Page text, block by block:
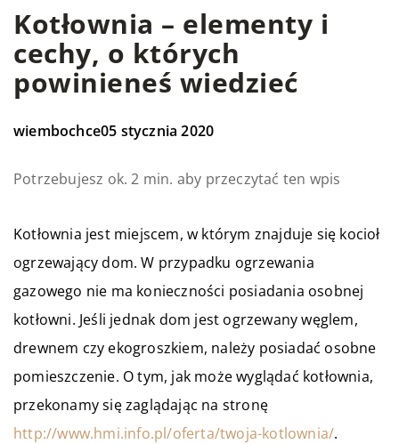
Kotłownia – elementy i
cechy, o których
powinieneś wiedzieć
wiembochce05 stycznia 2020
Potrzebujesz ok. 2 min. aby przeczytać ten wpis
Kotłownia jest miejscem, w którym znajduje się kocioł
ogrzewający dom. W przypadku ogrzewania
gazowego nie ma konieczności posiadania osobnej
kotłowni. Jeśli jednak dom jest ogrzewany węglem,
drewnem czy ekogroszkiem, należy posiadać osobne
pomieszczenie. O tym, jak może wyglądać kotłownia,
przekonamy się zaglądając na stronę
http://www.hmi.info.pl/oferta/twoja-kotlownia/.